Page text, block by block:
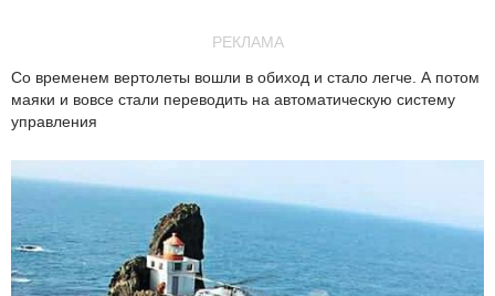
РЕКЛАМА
Со временем вертолеты вошли в обиход и стало легче. А потом
маяки и вовсе стали переводить на автоматическую систему
управления